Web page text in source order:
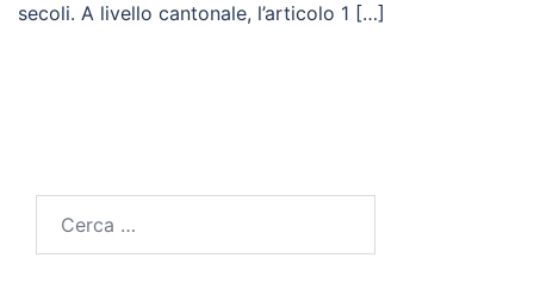
secoli. A livello cantonale, l’articolo 1 […]